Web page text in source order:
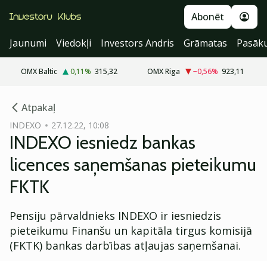
Abonēt
Jaunumi
Viedokļi Investors Andris Grāmatas
OMX Baltic 0,11% 315,32 OMX Riga −0,56% 923,11
Atpakaļ
INDEXO 27.12.22, 10:08
INDEXO iesniedz bankas
licences saņemšanas pieteikumu
FKTK
Pensiju pārvaldnieks INDEXO ir iesniedzis
pieteikumu Finanšu un kapitāla tirgus komisijā
(FKTK) bankas darbības atļaujas saņemšanai.